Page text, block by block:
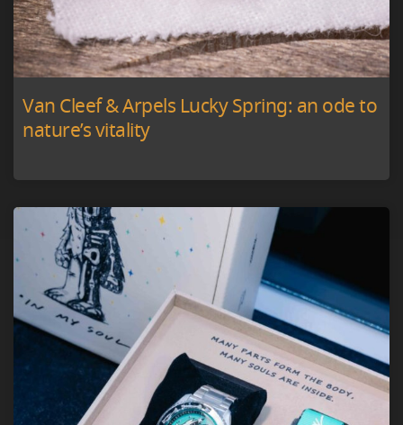
Van Cleef & Arpels Lucky Spring: an ode to
nature’s vitality